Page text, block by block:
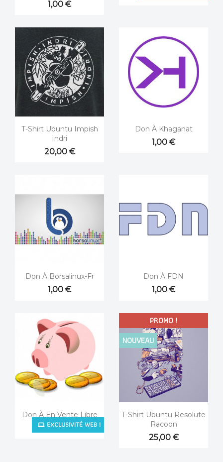
1,00 €
Aperçu rapide
T-Shirt Ubuntu Impish
Indri
20,00 €
Aperçu rapide
Don À Khaganat
1,00 €
Aperçu rapide
Don À Borsalinux-Fr
1,00 €
Aperçu rapide
Don À FDN
1,00 €
Aperçu rapide
Don À En Vente Libre
1,00 €
EXCLUSIVITÉ WEB !
Aperçu rapide
T-Shirt Ubuntu Resolute
Racoon
25,00 €
PROMO !
NOUVEAU